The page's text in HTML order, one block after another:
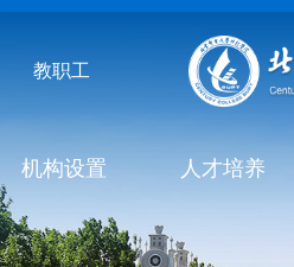
教职工
机构设置 人才培养